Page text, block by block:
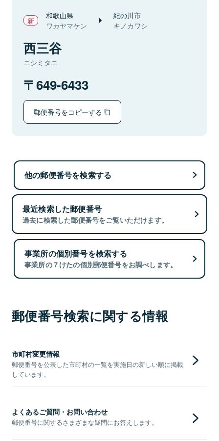
和歌山県
ワカヤマケン
紀の川市
キノカワシ
西三谷
ニシミタニ
649-6433
郵便番号をコピーする
他の郵便番号を検索する
最近検索した郵便番号
過去に検索した郵便番号をご覧いただけます。
事業所の個別番号を検索する
事業所の７けたの個別郵便番号をお調べします。
郵便番号検索に関する情報
市町村変更情報
郵便番号を公表した市町村の一覧を実施日の新しい順に掲載
しています。
よくあるご質問・お問い合わせ
郵便番号に関するさまざまな疑問にお答えします。